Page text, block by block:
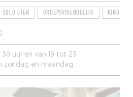
SOLO ETEN GROEPSVRIENDELIJK
uur en van 19 tot 23
zondag en maandag.